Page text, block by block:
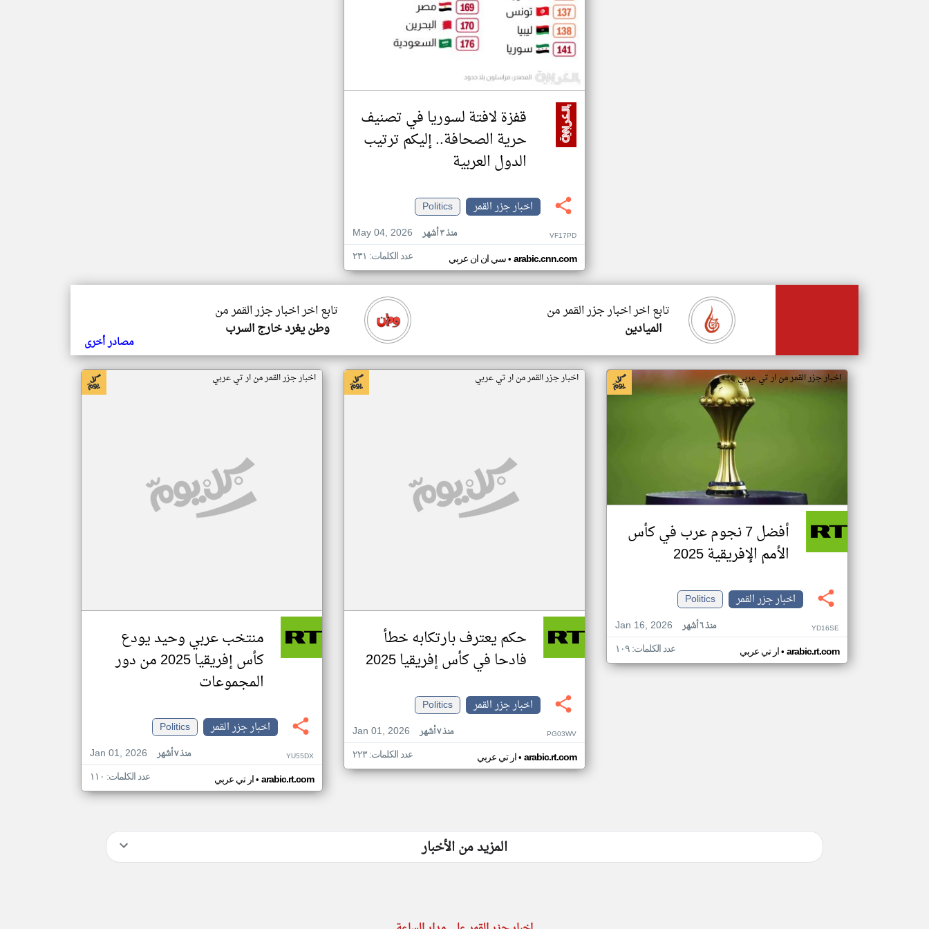
قفزة لافتة لسوريا في تصنيف
حرية الصحافة.. إليكم ترتيب
الدول العربية
اخبار جزر القمر
Politics
May 04, 2026
منذ ٣ أشهر VF17PD
سي ان ان عربي• arabic.cnn.com عدد الكلمات: ٢٣١
تابع اخر اخبار جزر القمر من
وطن يغرد خارج السرب
تابع اخر اخبار جزر القمر من
الميادين
مصادر أخرى
اخبار جزر القمر من ار تي عربي
أفضل 7 نجوم عرب في كأس
الأمم الإفريقية 2025
اخبار جزر القمر
Politics
Jan 16, 2026
منذ ٦ أشهر YD16SE
ار تي عربي• arabic.rt.com عدد الكلمات: ١٠٩
اخبار جزر القمر من ار تي عربي
حكم يعترف بارتكابه خطأ
فادحا في كأس إفريقيا 2025
اخبار جزر القمر
Politics
Jan 01, 2026
منذ ٧ أشهر PG03WV
ار تي عربي• arabic.rt.com عدد الكلمات: ٢٢٣
اخبار جزر القمر من ار تي عربي
منتخب عربي وحيد يودع
كأس إفريقيا 2025 من دور
المجموعات
اخبار جزر القمر
Politics
Jan 01, 2026
منذ ٧ أشهر YU55DX
ار تي عربي• arabic.rt.com عدد الكلمات: ١١٠
المزيد من الأخبار